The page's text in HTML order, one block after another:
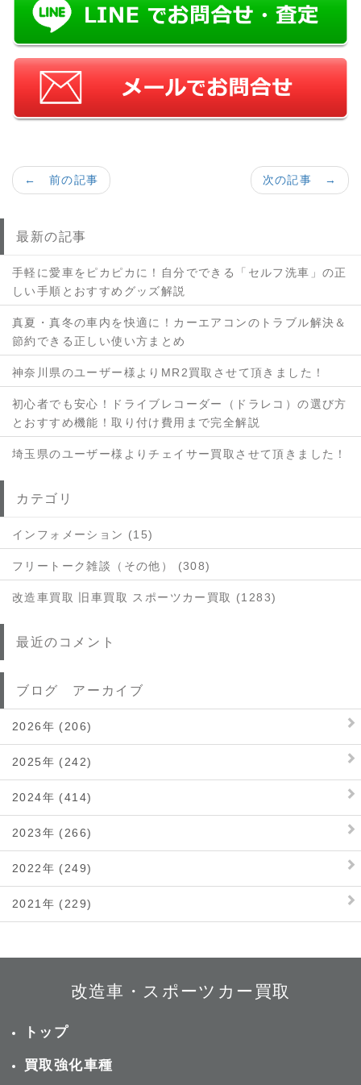
次の記事 →
← 前の記事
最新の記事
手軽に愛車をピカピカに！自分でできる「セルフ洗車」の正
しい手順とおすすめグッズ解説
真夏・真冬の車内を快適に！カーエアコンのトラブル解決＆
節約できる正しい使い方まとめ
神奈川県のユーザー様よりMR2買取させて頂きました！
初心者でも安心！ドライブレコーダー（ドラレコ）の選び方
とおすすめ機能！取り付け費用まで完全解説
埼玉県のユーザー様よりチェイサー買取させて頂きました！
カテゴリ
インフォメーション (15)
フリートーク雑談（その他） (308)
改造車買取 旧車買取 スポーツカー買取 (1283)
最近のコメント
ブログ アーカイブ
2026年 (206)
2025年 (242)
2024年 (414)
2023年 (266)
2022年 (249)
2021年 (229)
改造車・スポーツカー買取
トップ
買取強化車種